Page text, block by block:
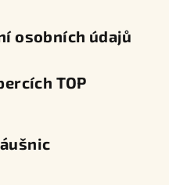
osobních údajů
TOP